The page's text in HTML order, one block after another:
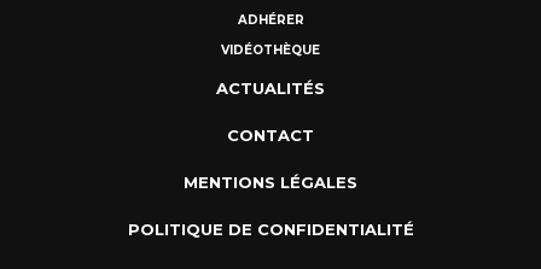
ADHÉRER
VIDÉOTHÈQUE
ACTUALITÉS
CONTACT
MENTIONS LÉGALES
POLITIQUE DE CONFIDENTIALITÉ